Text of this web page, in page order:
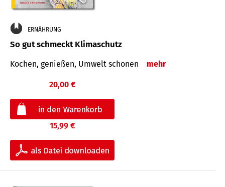
ERNÄHRUNG
So gut schmeckt Klimaschutz
Kochen, genießen, Umwelt schonen mehr
20,00 €
15,99 €